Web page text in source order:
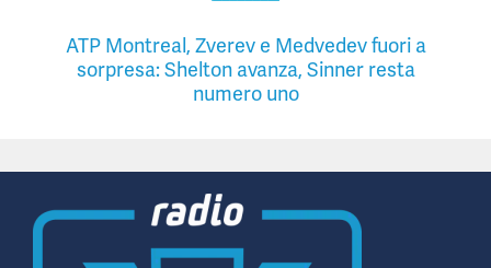
ATP Montreal, Zverev e Medvedev fuori a
sorpresa: Shelton avanza, Sinner resta
numero uno